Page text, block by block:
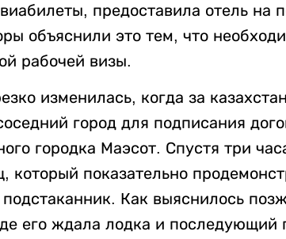
предоставила отель на
объяснили это тем, что
рабочей визы.
изменилась, когда за
город для подписания
городка Маэсот. Спустя три
который показательно
подстаканник. Как выяснилось
его ждала лодка и последующий